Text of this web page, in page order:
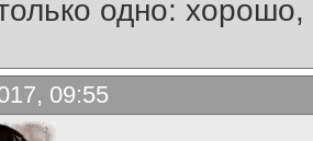
одно:
09:55